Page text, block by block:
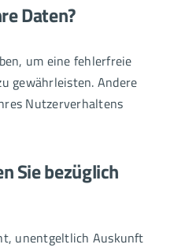
Daten?
um eine fehlerfreie
gewährleisten. Andere
Nutzerverhaltens
Sie bezüglich
unentgeltlich Auskunft